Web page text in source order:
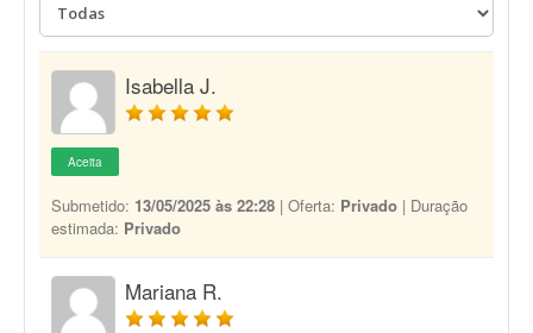
Isabella J.
Aceita
Submetido: 13/05/2025 às 22:28 | Oferta: Privado | Duração
estimada: Privado
Mariana R.